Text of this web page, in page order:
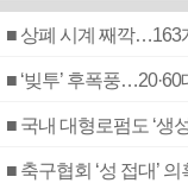
■ 상폐 시계 째깍…163
■ ‘빚투’ 후폭풍
■ 국내 대형로펌도 ‘생